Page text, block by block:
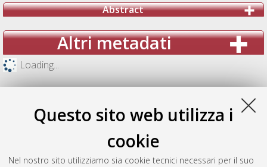
Questo sito web utilizza i
cookie
Nel nostro sito utilizziamo sia cookie tecnici necessari per il suo
Abstract
Altri metadati
Loading...